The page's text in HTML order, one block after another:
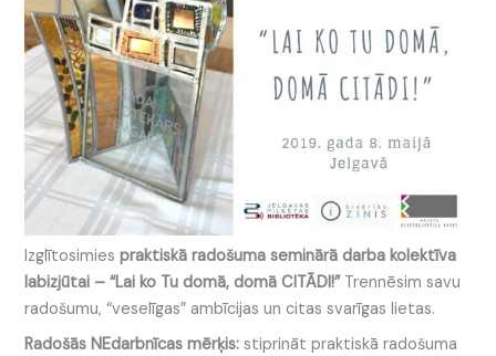
Izglītosimiespraktiskā radošuma seminārā darba kolektīva
labizjūtai – “Lai ko Tu domā, domā CITĀDI!” Trennēsim savu
radošumu, “veselīgas” ambīcijas un citas svarīgas lietas.
Radošās NEdarbnīcas mērķis: stiprināt praktiskā radošuma